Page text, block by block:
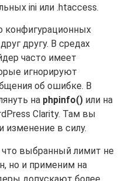
ini или .htaccess.
конфигурационных
другу. В средах
часто имеет
игнорируют
об ошибке. В
на phpinfo() или на
Clarity. Там вы
изменение в силу.
выбранный лимит не
но и применим на